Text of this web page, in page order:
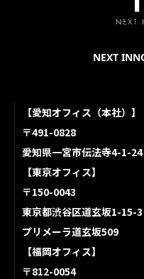
NEXT
【愛知オフィス（本社）】
〒491-0828
愛知県一宮市伝法寺4-1-24
【東京オフィス】
〒150-0043
東京都渋谷区道玄坂1-15-3
プリメーラ道玄坂509
【福岡オフィス】
〒812-0054